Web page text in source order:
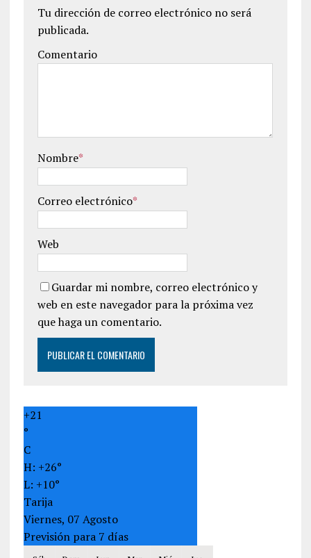
Tu dirección de correo electrónico no será
publicada.
Comentario
Nombre*
Correo electrónico*
Web
Guardar mi nombre, correo electrónico y
web en este navegador para la próxima vez
que haga un comentario.
+21
°
C
H: +26°
L: +10°
Tarija
Viernes, 07 Agosto
Previsión para 7 días